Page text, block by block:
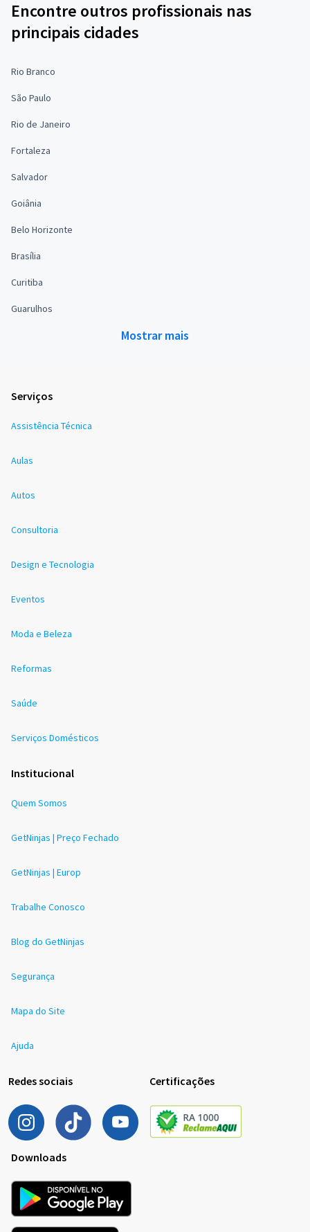
Encontre outros profissionais nas
principais cidades
Rio Branco
São Paulo
Rio de Janeiro
Fortaleza
Salvador
Goiânia
Belo Horizonte
Brasília
Curitiba
Guarulhos
Mostrar mais
Serviços
Assistência Técnica
Aulas
Autos
Consultoria
Design e Tecnologia
Eventos
Moda e Beleza
Reformas
Saúde
Serviços Domésticos
Institucional
Quem Somos
GetNinjas | Preço Fechado
GetNinjas | Europ
Trabalhe Conosco
Blog do GetNinjas
Segurança
Mapa do Site
Ajuda
Redes sociais Certificações
Downloads